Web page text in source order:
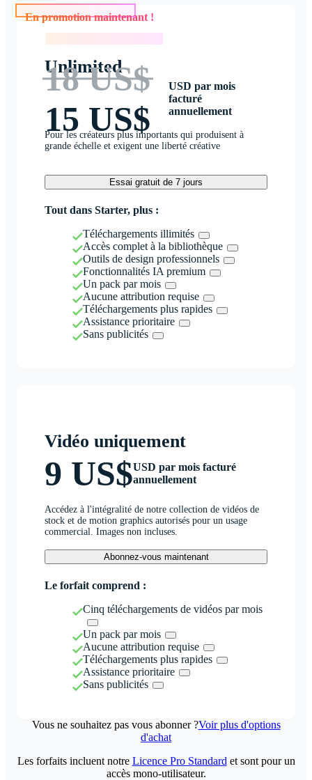
En promotion maintenant !
Unlimited
18 US$
15 US$
USD par mois
facturé
annuellement
Pour les créateurs plus importants qui produisent à
grande échelle et exigent une liberté créative
Essai gratuit de 7 jours
Tout dans Starter, plus :
Téléchargements illimités
Accès complet à la bibliothèque
Outils de design professionnels
Fonctionnalités IA premium
Un pack par mois
Aucune attribution requise
Téléchargements plus rapides
Assistance prioritaire
Sans publicités
Vidéo uniquement
9 US$USD par mois facturé
annuellement
Accédez à l'intégralité de notre collection de vidéos de
stock et de motion graphics autorisés pour un usage
commercial. Images non incluses.
Abonnez-vous maintenant
Le forfait comprend :
Cinq téléchargements de vidéos par mois
Un pack par mois
Aucune attribution requise
Téléchargements plus rapides
Assistance prioritaire
Sans publicités
Vous ne souhaitez pas vous abonner ?Voir plus d'options
d'achat
Les forfaits incluent notre Licence Pro Standard et sont pour un
accès mono-utilisateur.